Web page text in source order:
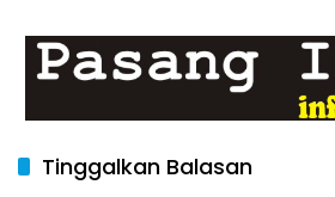
Publik yang Lebih Terang
dan Nyaman
Tinggalkan Balasan